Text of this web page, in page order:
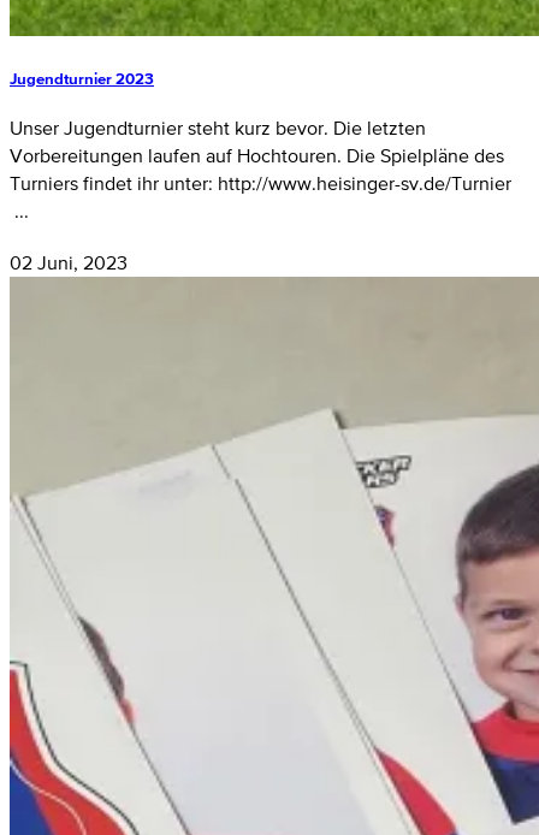
Jugendturnier 2023
Unser Jugendturnier steht kurz bevor. Die letzten
Vorbereitungen laufen auf Hochtouren. Die Spielpläne des
Turniers findet ihr unter: http://www.heisinger-sv.de/Turnier
...
02 Juni, 2023